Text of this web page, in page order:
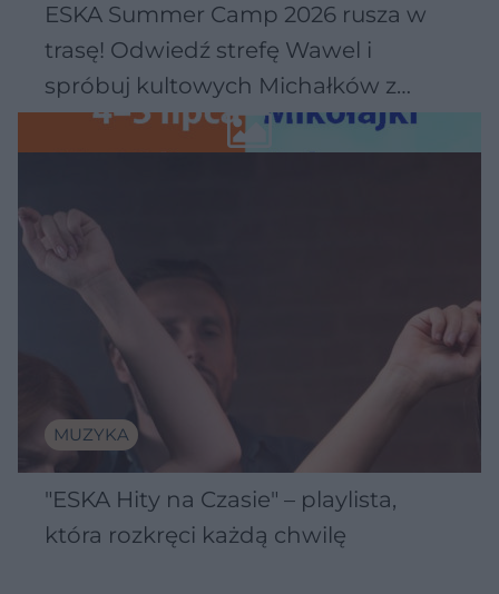
ESKA Summer Camp 2026 rusza w
trasę! Odwiedź strefę Wawel i
spróbuj kultowych Michałków z
Wawelu
MUZYKA
"ESKA Hity na Czasie" – playlista,
która rozkręci każdą chwilę